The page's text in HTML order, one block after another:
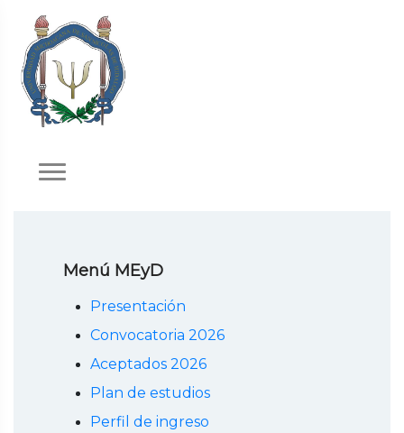
Menú MEyD
Presentación
Convocatoria 2026
Aceptados 2026
Plan de estudios
Perfil de ingreso